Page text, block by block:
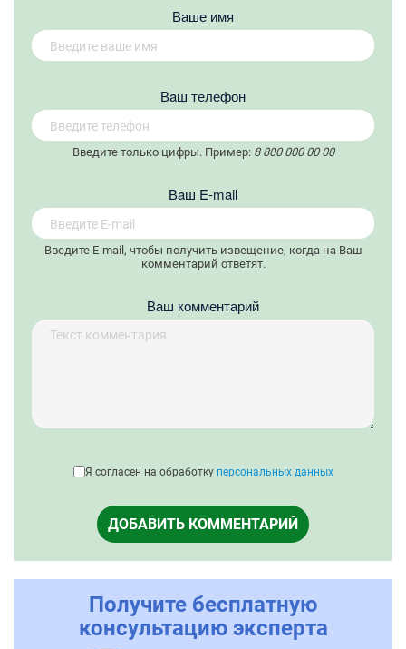
Ваше имя
Вaш телефон
Введите только цифры. Пример: 8 800 000 00 00
Вaш E-mail
Введите E-mail, чтобы получить извещение, когда на Ваш
комментарий ответят.
Ваш комментарий
Я согласен на обработку персональных данных
ДОБАВИТЬ КОММЕНТАРИЙ
Получите бесплатную
консультацию эксперта